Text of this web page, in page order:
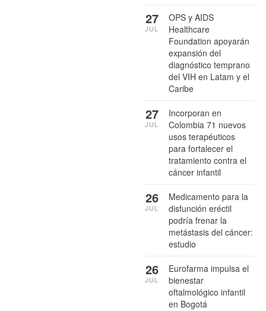
OPS y AIDS
Healthcare
Foundation apoyarán
expansión del
diagnóstico temprano
del VIH en Latam y el
Caribe
27
JUL
Incorporan en
Colombia 71 nuevos
usos terapéuticos
para fortalecer el
tratamiento contra el
cáncer infantil
27
JUL
Medicamento para la
disfunción eréctil
podría frenar la
metástasis del cáncer:
estudio
26
JUL
Eurofarma impulsa el
bienestar
oftalmológico infantil
en Bogotá
26
JUL